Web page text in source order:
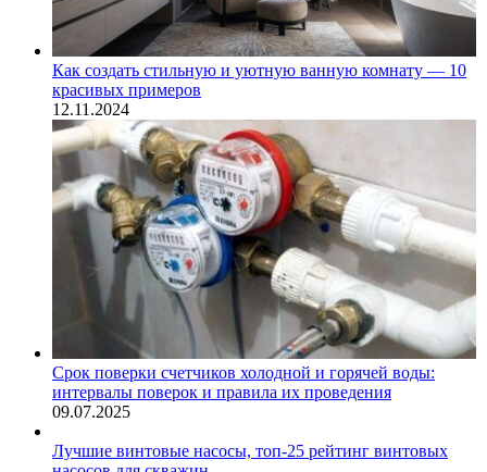
Как создать стильную и уютную ванную комнату — 10
красивых примеров
12.11.2024
Срок поверки счетчиков холодной и горячей воды:
интервалы поверок и правила их проведения
09.07.2025
Лучшие винтовые насосы, топ-25 рейтинг винтовых